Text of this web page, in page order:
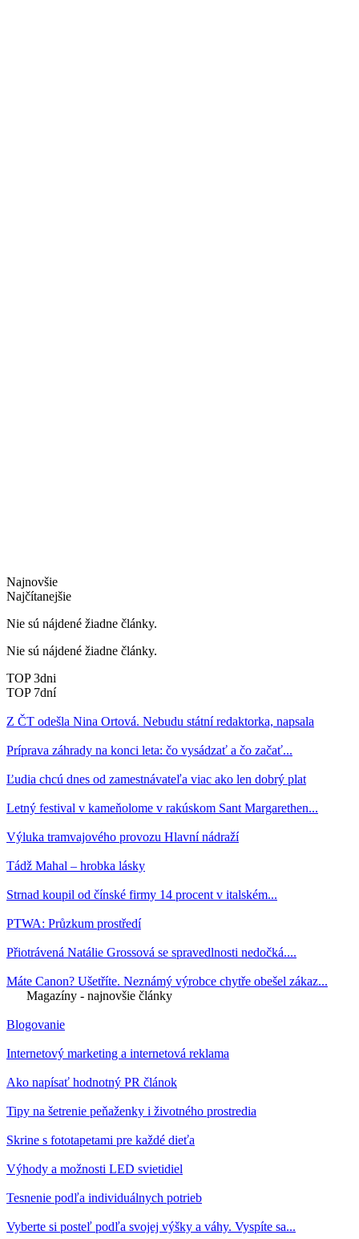
Najnovšie
Najčítanejšie
Nie sú nájdené žiadne články.
Nie sú nájdené žiadne články.
TOP 3dni
TOP 7dní
Z ČT odešla Nina Ortová. Nebudu státní redaktorka, napsala
Príprava záhrady na konci leta: čo vysádzať a čo začať...
Ľudia chcú dnes od zamestnávateľa viac ako len dobrý plat
Letný festival v kameňolome v rakúskom Sant Margarethen...
Výluka tramvajového provozu Hlavní nádraží
Tádž Mahal – hrobka lásky
Strnad koupil od čínské firmy 14 procent v italském...
PTWA: Průzkum prostředí
Přiotrávená Natálie Grossová se spravedlnosti nedočká....
Máte Canon? Ušetříte. Neznámý výrobce chytře obešel zákaz...
Magazíny - najnovšie články
Blogovanie
Internetový marketing a internetová reklama
Ako napísať hodnotný PR článok
Tipy na šetrenie peňaženky i životného prostredia
Skrine s fototapetami pre každé dieťa
Výhody a možnosti LED svietidiel
Tesnenie podľa individuálnych potrieb
Vyberte si posteľ podľa svojej výšky a váhy. Vyspíte sa...